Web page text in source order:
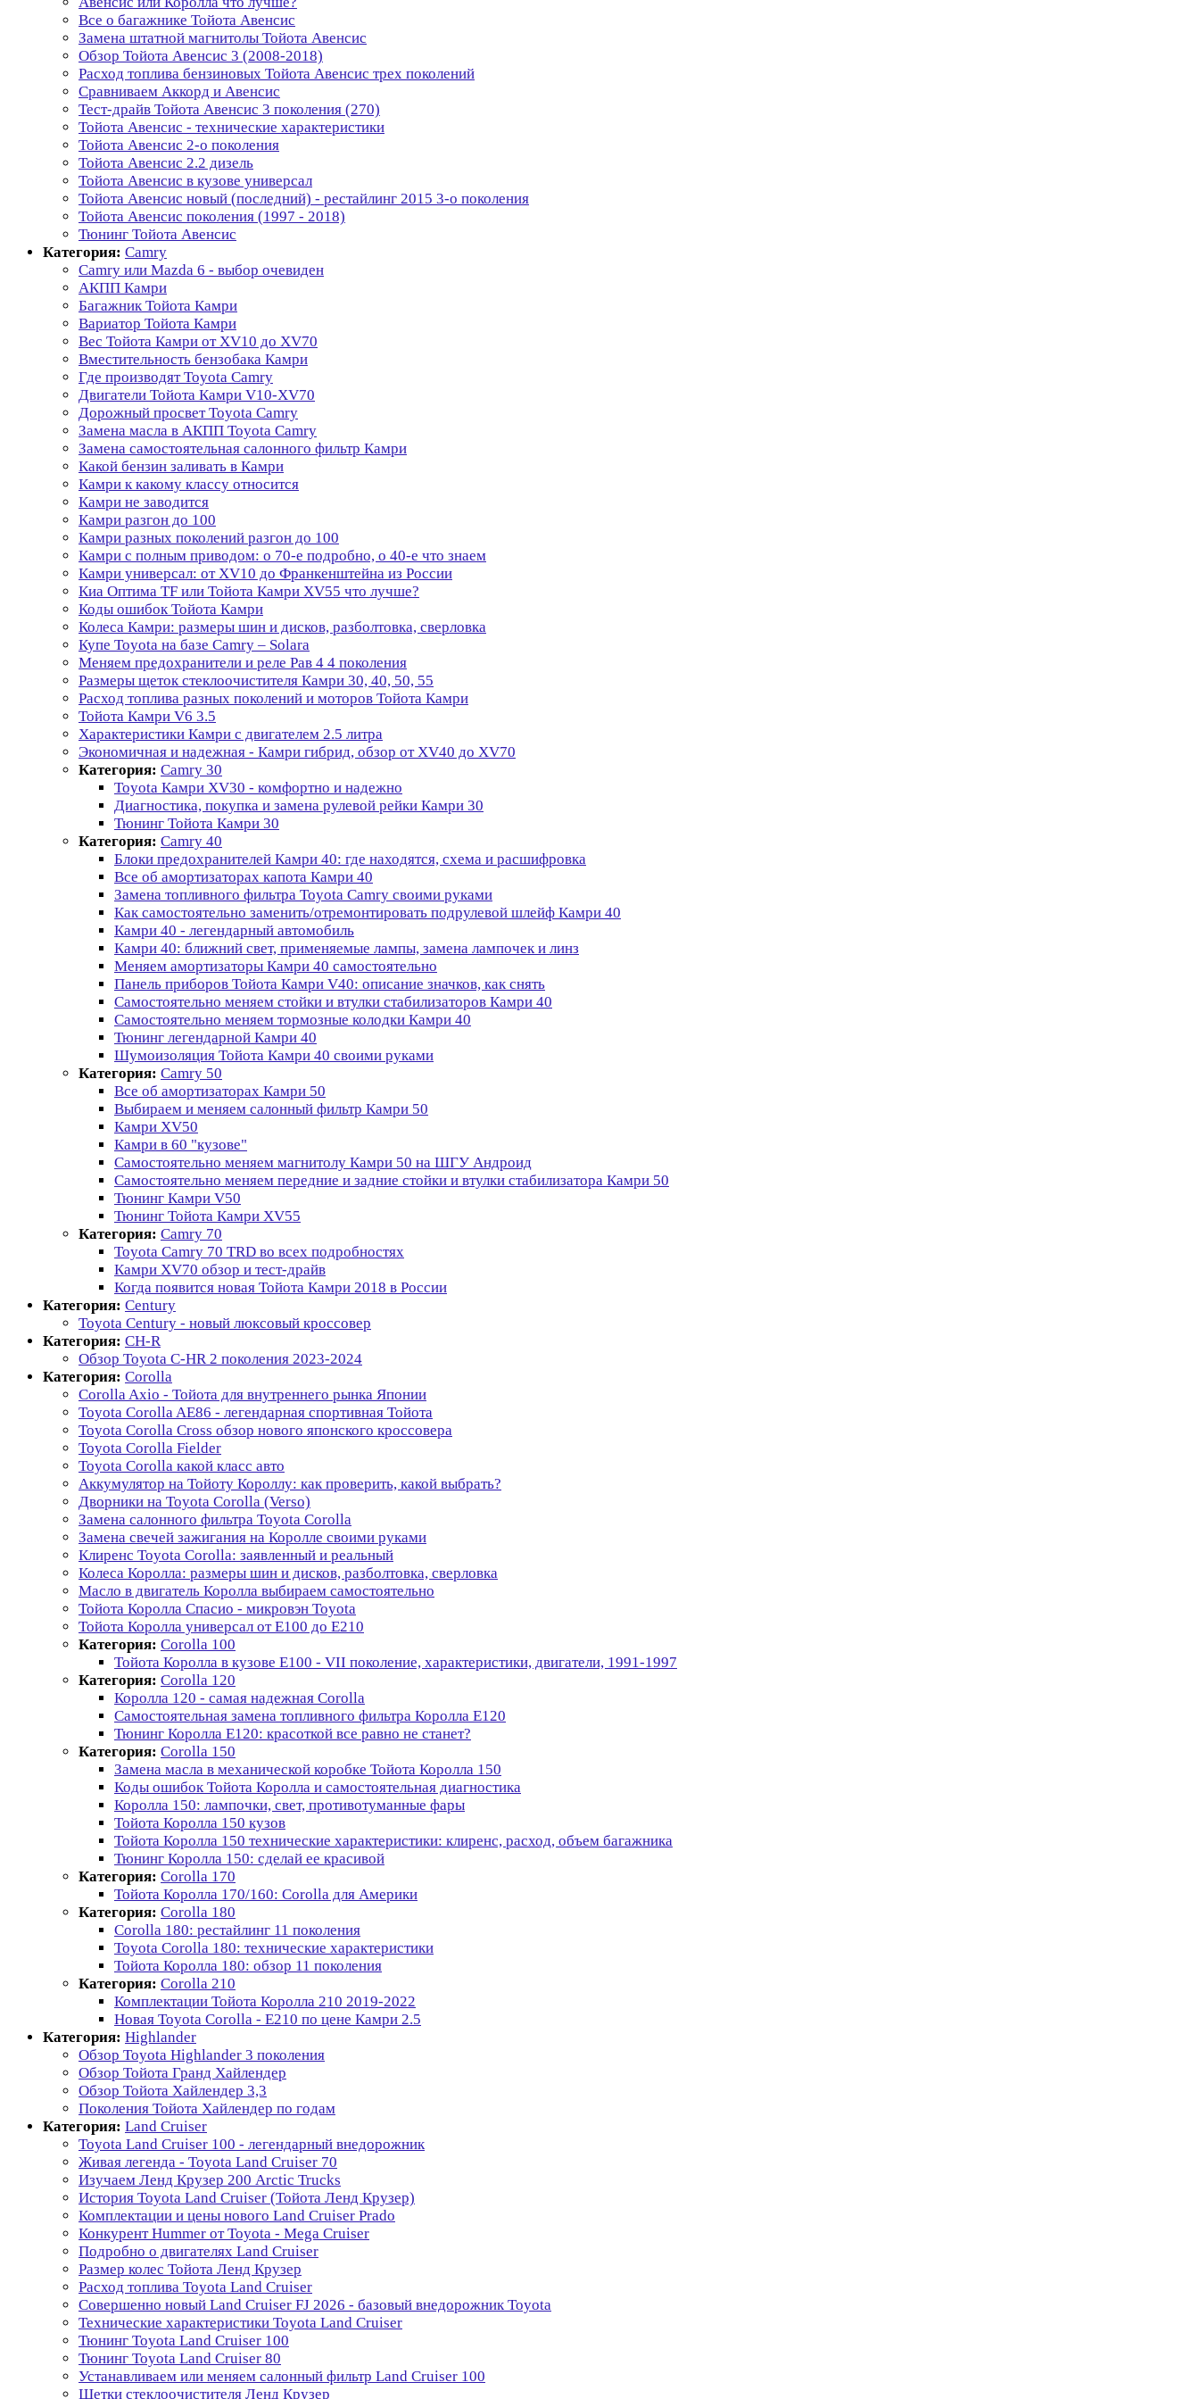
Все о багажнике Тойота Авенсис
Замена штатной магнитолы Тойота Авенсис
Обзор Тойота Авенсис 3 (2008-2018)
Расход топлива бензиновых Тойота Авенсис трех поколений
Сравниваем Аккорд и Авенсис
Тест-драйв Тойота Авенсис 3 поколения (270)
Тойота Авенсис - технические характеристики
Тойота Авенсис 2-о поколения
Тойота Авенсис 2.2 дизель
Тойота Авенсис в кузове универсал
Тойота Авенсис новый (последний) - рестайлинг 2015 3-о поколения
Тойота Авенсис поколения (1997 - 2018)
Тюнинг Тойота Авенсис
Категория: Camry
Camry или Mazda 6 - выбор очевиден
АКПП Камри
Багажник Тойота Камри
Вариатор Тойота Камри
Вес Тойота Камри от XV10 до XV70
Вместительность бензобака Камри
Где производят Toyota Camry
Двигатели Тойота Камри V10-XV70
Дорожный просвет Toyota Camry
Замена масла в АКПП Toyota Camry
Замена самостоятельная салонного фильтр Камри
Какой бензин заливать в Камри
Камри к какому классу относится
Камри не заводится
Камри разгон до 100
Камри разных поколений разгон до 100
Камри с полным приводом: о 70-е подробно, о 40-е что знаем
Камри универсал: от XV10 до Франкенштейна из России
Киа Оптима TF или Тойота Камри XV55 что лучше?
Коды ошибок Тойота Камри
Колеса Камри: размеры шин и дисков, разболтовка, сверловка
Купе Toyota на базе Camry – Solara
Меняем предохранители и реле Рав 4 4 поколения
Размеры щеток стеклоочистителя Камри 30, 40, 50, 55
Расход топлива разных поколений и моторов Тойота Камри
Тойота Камри V6 3.5
Характеристики Камри с двигателем 2.5 литра
Экономичная и надежная - Камри гибрид, обзор от XV40 до XV70
Категория: Camry 30
Toyota Камри XV30 - комфортно и надежно
Диагностика, покупка и замена рулевой рейки Камри 30
Тюнинг Тойота Камри 30
Категория: Camry 40
Блоки предохранителей Камри 40: где находятся, схема и расшифровка
Все об амортизаторах капота Камри 40
Замена топливного фильтра Toyota Camry своими руками
Как самостоятельно заменить/отремонтировать подрулевой шлейф Камри 40
Камри 40 - легендарный автомобиль
Камри 40: ближний свет, применяемые лампы, замена лампочек и линз
Меняем амортизаторы Камри 40 самостоятельно
Панель приборов Тойота Камри V40: описание значков, как снять
Самостоятельно меняем стойки и втулки стабилизаторов Камри 40
Самостоятельно меняем тормозные колодки Камри 40
Тюнинг легендарной Камри 40
Шумоизоляция Тойота Камри 40 своими руками
Категория: Camry 50
Все об амортизаторах Камри 50
Выбираем и меняем салонный фильтр Камри 50
Камри XV50
Камри в 60 "кузове"
Самостоятельно меняем магнитолу Камри 50 на ШГУ Андроид
Самостоятельно меняем передние и задние стойки и втулки стабилизатора Камри 50
Тюнинг Камри V50
Тюнинг Тойота Камри XV55
Категория: Camry 70
Toyota Camry 70 TRD во всех подробностях
Камри XV70 обзор и тест-драйв
Когда появится новая Тойота Камри 2018 в России
Категория: Century
Toyota Century - новый люксовый кроссовер
Категория: CH-R
Обзор Toyota C-HR 2 поколения 2023-2024
Категория: Corolla
Corolla Axio - Тойота для внутреннего рынка Японии
Toyota Corolla AE86 - легендарная спортивная Тойота
Toyota Corolla Cross обзор нового японского кроссовера
Toyota Corolla Fielder
Toyota Corolla какой класс авто
Аккумулятор на Тойоту Короллу: как проверить, какой выбрать?
Дворники на Toyota Corolla (Verso)
Замена салонного фильтра Toyota Corolla
Замена свечей зажигания на Королле своими руками
Клиренс Toyota Corolla: заявленный и реальный
Колеса Королла: размеры шин и дисков, разболтовка, сверловка
Масло в двигатель Королла выбираем самостоятельно
Тойота Королла Спасио - микровэн Toyota
Тойота Королла универсал от Е100 до Е210
Категория: Corolla 100
Тойота Королла в кузове Е100 - VII поколение, характеристики, двигатели, 1991-1997
Категория: Corolla 120
Королла 120 - самая надежная Corolla
Самостоятельная замена топливного фильтра Королла Е120
Тюнинг Королла E120: красоткой все равно не станет?
Категория: Corolla 150
Замена масла в механической коробке Тойота Королла 150
Коды ошибок Тойота Королла и самостоятельная диагностика
Королла 150: лампочки, свет, противотуманные фары
Тойота Королла 150 кузов
Тойота Королла 150 технические характеристики: клиренс, расход, объем багажника
Тюнинг Королла 150: сделай ее красивой
Категория: Corolla 170
Тойота Королла 170/160: Corolla для Америки
Категория: Corolla 180
Corolla 180: рестайлинг 11 поколения
Toyota Corolla 180: технические характеристики
Тойота Королла 180: обзор 11 поколения
Категория: Corolla 210
Комплектации Тойота Королла 210 2019-2022
Новая Toyota Corolla - E210 по цене Камри 2.5
Категория: Highlander
Обзор Toyota Highlander 3 поколения
Обзор Тойота Гранд Хайлендер
Обзор Тойота Хайлендер 3,3
Поколения Тойота Хайлендер по годам
Категория: Land Cruiser
Toyota Land Cruiser 100 - легендарный внедорожник
Живая легенда - Toyota Land Cruiser 70
Изучаем Ленд Крузер 200 Arctic Trucks
История Toyota Land Cruiser (Тойота Ленд Крузер)
Комплектации и цены нового Land Cruiser Prado
Конкурент Hummer от Toyota - Mega Cruiser
Подробно о двигателях Land Cruiser
Размер колес Тойота Ленд Крузер
Расход топлива Toyota Land Cruiser
Совершенно новый Land Cruiser FJ 2026 - базовый внедорожник Toyota
Технические характеристики Toyota Land Cruiser
Тюнинг Toyota Land Cruiser 100
Тюнинг Toyota Land Cruiser 80
Устанавливаем или меняем салонный фильтр Land Cruiser 100
Щетки стеклоочистителя Ленд Крузер